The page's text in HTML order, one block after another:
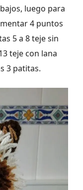
luego para
4 puntos
5 a 8 teje sin
teje con lana
3 patitas.